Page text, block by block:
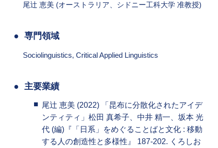
尾辻 恵美 (オーストラリア、シドニー工科大学 准教授)
専門領域
Sociolinguistics, Critical Applied Linguistics
主要業績
尾辻 恵美 (2022) 「昆布に分散化されたアイデ
ンティティ」松田 真希子、中井 精一、坂本 光
代 (編)『「日系」をめぐることばと文化 : 移動
する人の創造性と多様性』 187-202. くろしお